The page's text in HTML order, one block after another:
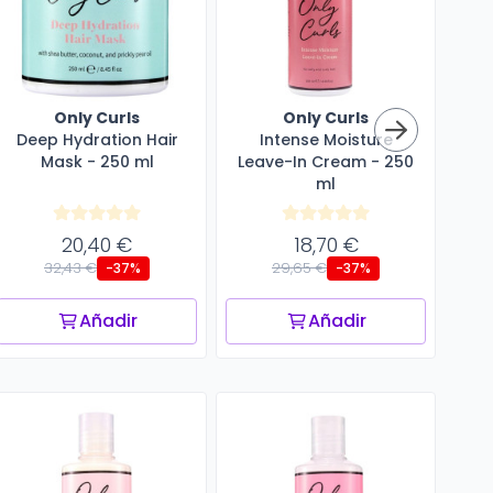
Only Curls
Deep Hydration Hair
Mask - 250 ml
20,40 €
32,43 € -37%
Añadir
Only Curls
Intense Moisture
Leave-In Cream - 250
ml
18,70 €
29,65 € -37%
Añadir